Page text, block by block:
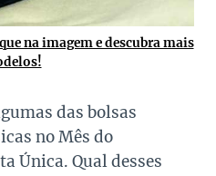
na imagem e descubra mais
das bolsas
no Mês do
Única. Qual desses